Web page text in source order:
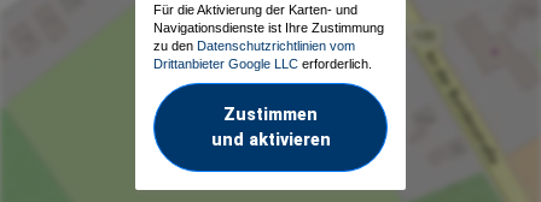
Für die Aktivierung der Karten- und
Navigationsdienste ist Ihre Zustimmung
zu den Datenschutzrichtlinien vom
Drittanbieter Google LLC erforderlich.
Zustimmen
und aktivieren